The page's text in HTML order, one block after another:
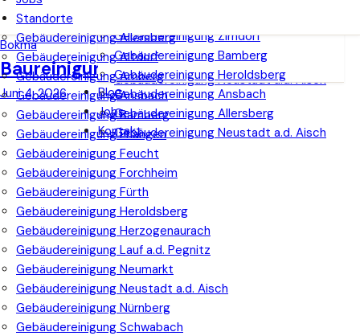
Gebäudereinigung Ansbach
Gebäudereinigung Allersberg
Gebäudereinigung Neustadt a.d. Aisch
Gebäudereinigung Zirndorf
Gebäudereinigung Bamberg
Gebäudereinigung Heroldsberg
Gebäudereinigung Ansbach
Gebäudereinigung Allersberg
Gebäudereinigung Neustadt a.d. Aisch
Blog
Jobs
Kontakt
Standorte
Gebäudereinigung Allersberg
Gebäudereinigung Altdorf
Gebäudereinigung Amberg
Gebäudereinigung Ansbach
Gebäudereinigung Bamberg
Gebäudereinigung Erlangen
Gebäudereinigung Feucht
Gebäudereinigung Forchheim
Gebäudereinigung Fürth
Gebäudereinigung Heroldsberg
Gebäudereinigung Herzogenaurach
Gebäudereinigung Lauf a.d. Pegnitz
Gebäudereinigung Neumarkt
Gebäudereinigung Neustadt a.d. Aisch
Gebäudereinigung Nürnberg
Gebäudereinigung Schwabach
Bokma
Baureinigung Forchheim
Juni 4, 2026